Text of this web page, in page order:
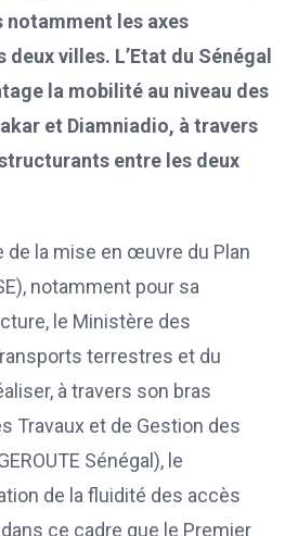
notamment les axes
villes. L’Etat du Sénégal
la mobilité au niveau des
et Diamniadio, à travers
entre les deux
de la mise en œuvre du Plan
notamment pour sa
le Ministère des
terrestres et du
à travers son bras
Travaux et de Gestion des
Sénégal), le
de la fluidité des accès
dans ce cadre que le Premier